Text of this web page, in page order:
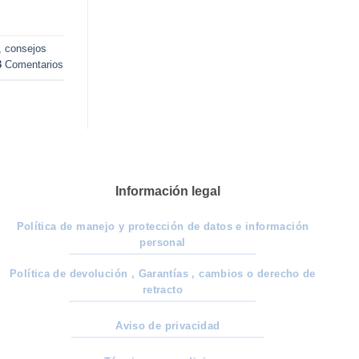
, consejos
Comentarios
Información legal
Política de manejo y protección de datos e información
personal
Política de devolución , Garantías , cambios o derecho de
retracto
Aviso de privacidad